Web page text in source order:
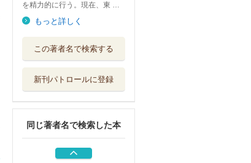
を精力的に行う。現在、東 …
もっと詳しく
この著者名で検索する
新刊パトロールに登録
同じ著者名で検索した本
すあの人の頭の...
眠れない夜に、言
ソシム
ゾンビ化する社会
生きづらい時...
ＫＡＤＯＫＡＷＡ